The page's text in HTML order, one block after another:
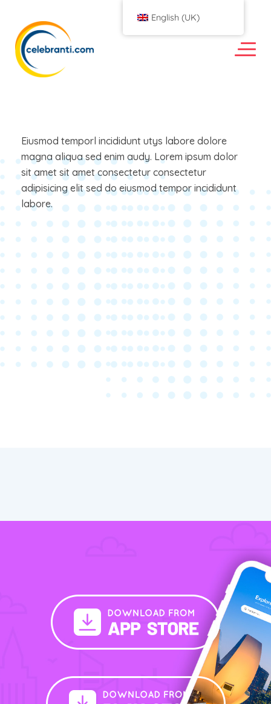
Eiusmod temporl incididunt utys labore dolore
magna aliqua sed enim audy. Lorem ipsum dolor
sit amet sit amet consectetur consectetur
adipisicing elit sed do eiusmod tempor incididunt
labore.
English (UK)